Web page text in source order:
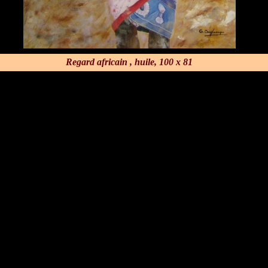
Regard africain , huile, 100 x 81